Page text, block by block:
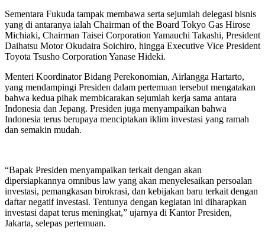
Sementara Fukuda tampak membawa serta sejumlah delegasi bisnis
yang di antaranya ialah Chairman of the Board Tokyo Gas Hirose
Michiaki, Chairman Taisei Corporation Yamauchi Takashi, President
Daihatsu Motor Okudaira Soichiro, hingga Executive Vice President
Toyota Tsusho Corporation Yanase Hideki.
Menteri Koordinator Bidang Perekonomian, Airlangga Hartarto,
yang mendampingi Presiden dalam pertemuan tersebut mengatakan
bahwa kedua pihak membicarakan sejumlah kerja sama antara
Indonesia dan Jepang. Presiden juga menyampaikan bahwa
Indonesia terus berupaya menciptakan iklim investasi yang ramah
dan semakin mudah.
“Bapak Presiden menyampaikan terkait dengan akan
dipersiapkannya omnibus law yang akan menyelesaikan persoalan
investasi, pemangkasan birokrasi, dan kebijakan baru terkait dengan
daftar negatif investasi. Tentunya dengan kegiatan ini diharapkan
investasi dapat terus meningkat,” ujarnya di Kantor Presiden,
Jakarta, selepas pertemuan.